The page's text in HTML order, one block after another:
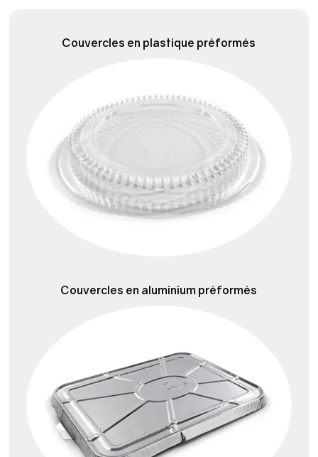
Couvercles en plastique préformés
Couvercles en aluminium préformés